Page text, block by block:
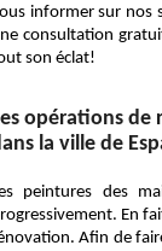
informer sur nos
consultation
son éclat!
opérations de
la ville de
peintures des
En
Afin de